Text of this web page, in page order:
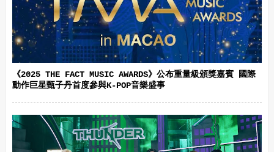
《2025 THE FACT MUSIC AWARDS》公布重量級頒獎嘉賓 國際
動作巨星甄子丹首度參與K-POP音樂盛事